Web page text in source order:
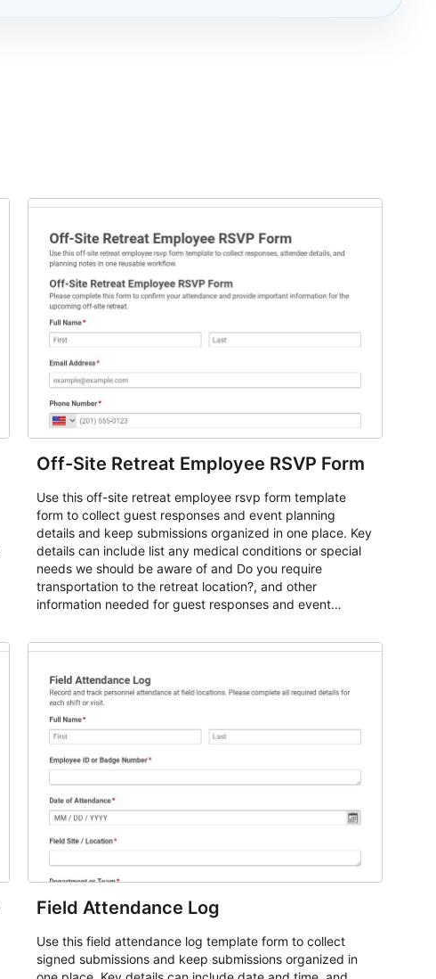
Off-Site Retreat Employee RSVP Form
Use this off-site retreat employee rsvp form template
form to collect guest responses and event planning
details and keep submissions organized in one place. Key
details can include list any medical conditions or special
needs we should be aware of and Do you require
transportation to the retreat location?, and other
information needed for guest responses and event
organizations that need a simple AbcSubmit workflow for
Field Attendance Log
Use this field attendance log template form to collect
signed submissions and keep submissions organized in